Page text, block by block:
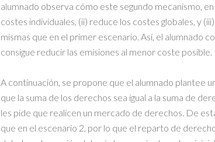
alumnado observa cómo este segundo mecanismo,
costes individuales, (ii) reduce los costes globales, y
mismas que en el primer escenario. Así, el alumnado
consigue reducir las emisiones al menor coste posible.
A continuación, se propone que el alumnado plantee
que la suma de los derechos sea igual a la suma de
les pide que realicen un mercado de derechos. De
que en el escenario 2, por lo que el reparto de